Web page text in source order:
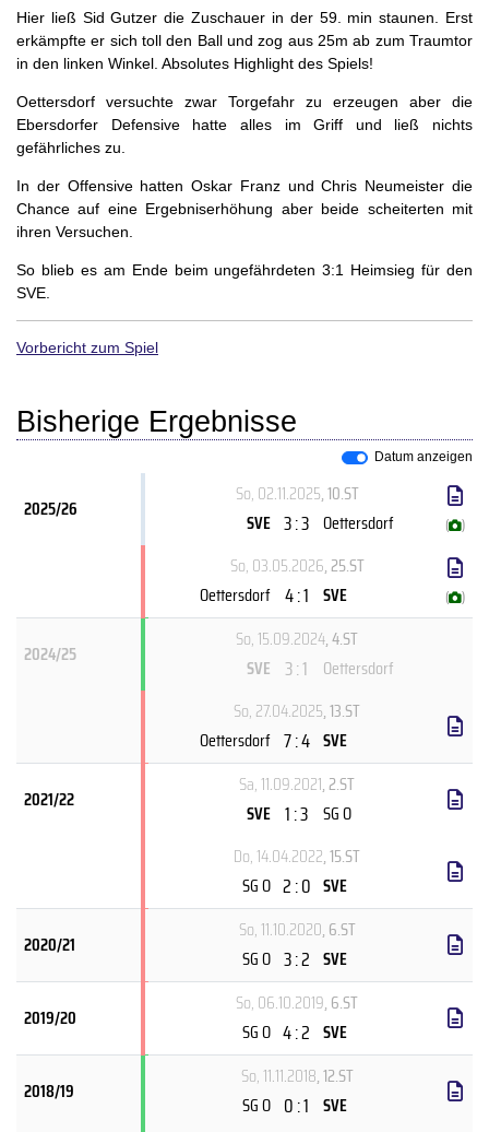
Hier ließ Sid Gutzer die Zuschauer in der 59. min staunen. Erst
erkämpfte er sich toll den Ball und zog aus 25m ab zum Traumtor
in den linken Winkel. Absolutes Highlight des Spiels!
Oettersdorf versuchte zwar Torgefahr zu erzeugen aber die
Ebersdorfer Defensive hatte alles im Griff und ließ nichts
gefährliches zu.
In der Offensive hatten Oskar Franz und Chris Neumeister die
Chance auf eine Ergebniserhöhung aber beide scheiterten mit
ihren Versuchen.
So blieb es am Ende beim ungefährdeten 3:1 Heimsieg für den
SVE.
Vorbericht zum Spiel
Bisherige Ergebnisse
Datum anzeigen
2025/26
So, 02.11.2025, 10.ST
SVE 3 : 3 Oettersdorf ( )
So, 03.05.2026, 25.ST
Oettersdorf 4 : 1 SVE ( )
2024/25
So, 15.09.2024, 4.ST
SVE 3 : 1
Oettersdorf
So, 27.04.2025, 13.ST
Oettersdorf 7 : 4 SVE
2021/22
Sa, 11.09.2021, 2.ST
SVE 1 : 3 SG O
Do, 14.04.2022, 15.ST
SG O 2 : 0 SVE
2020/21
So, 11.10.2020, 6.ST
SG O 3 : 2 SVE
2019/20
So, 06.10.2019, 6.ST
SG O 4 : 2 SVE
2018/19
So, 11.11.2018, 12.ST
SG O 0 : 1 SVE